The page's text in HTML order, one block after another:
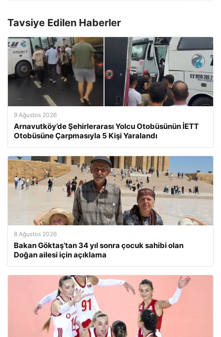
Tavsiye Edilen Haberler
9 Ağustos 2026
Arnavutköy’de Şehirlerarası Yolcu Otobüsünün İETT
Otobüsüne Çarpmasıyla 5 Kişi Yaralandı
8 Ağustos 2026
Bakan Göktaş’tan 34 yıl sonra çocuk sahibi olan
Doğan ailesi için açıklama